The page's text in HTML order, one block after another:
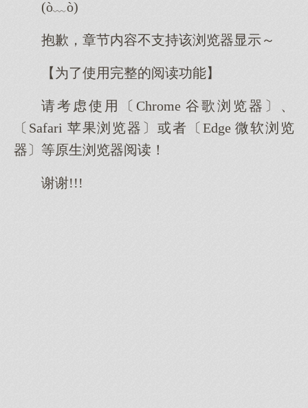
(ò﹏ò)
抱歉，章节内容不支持该浏览器显示～
【为了使用完整的阅读功能】
请考虑使用〔Chrome 谷歌浏览器〕、
〔Safari 苹果浏览器〕或者〔Edge 微软浏览
器〕等原生浏览器阅读！
谢谢!!!